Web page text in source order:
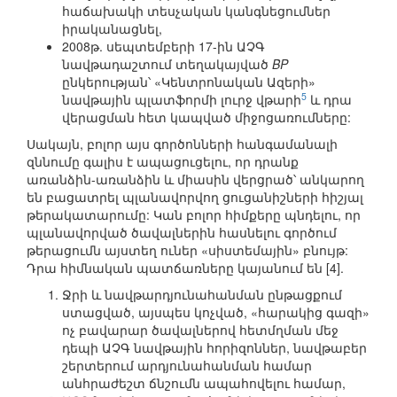
հաճախակի տեսչական կանգնեցումներ
իրականացնել,
2008թ. սեպտեմբերի 17-ին ԱՉԳ
նավթադաշտում տեղակայված BP
ընկերության՝ «Կենտրոնական Ազերի»
նավթային պլատֆորմի լուրջ վթարի5 և դրա
վերացման հետ կապված միջոցառումները:
Սակայն, բոլոր այս գործոնների հանգամանալի
զննումը գալիս է ապացուցելու, որ դրանք
առանձին-առանձին և միասին վերցրած՝ անկարող
են բացատրել պլանավորվող ցուցանիշների հիշյալ
թերակատարումը: Կան բոլոր հիմքերը պնդելու, որ
պլանավորված ծավալներին հասնելու գործում
թերացումն այստեղ ուներ «սիստեմային» բնույթ:
Դրա հիմնական պատճառները կայանում են [4].
Ջրի և նավթարդյունահանման ընթացքում
ստացված, այսպես կոչված, «հարակից գազի»
ոչ բավարար ծավալներով հետմղման մեջ
դեպի ԱՉԳ նավթային հորիզոններ, նավթաբեր
շերտերում արդյունահանման համար
անհրաժեշտ ճնշումն ապահովելու համար,